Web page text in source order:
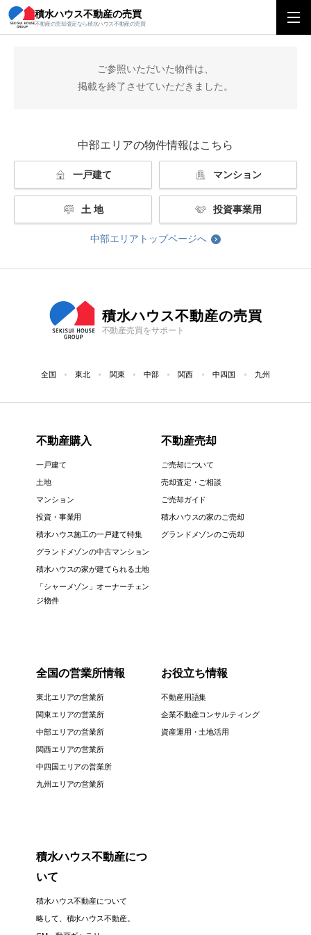
積水ハウス不動産の売買
不動産の売却査定なら積水ハウス不動産の売買
積水ハウス不動産の売買 中部エリアトップ
ご参照いただいた物件は、
掲載を終了させていただきました。
中部エリアの物件情報はこちら
一戸建て マンション
土 地 投資事業用
中部エリアトップページへ
積水ハウス不動産の売買
不動産売買をサポート
全国 東北 関東 中部 関西 中四国 九州
不動産購入
一戸建て
土地
マンション
投資・事業用
積水ハウス施工の一戸建て特集
グランドメゾンの中古マンション
積水ハウスの家が建てられる土地
「シャーメゾン」オーナーチェン
ジ物件
不動産売却
ご売却について
売却査定・ご相談
ご売却ガイド
積水ハウスの家のご売却
グランドメゾンのご売却
全国の営業所情報
東北エリアの営業所
関東エリアの営業所
中部エリアの営業所
関西エリアの営業所
中四国エリアの営業所
九州エリアの営業所
お役立ち情報
不動産用語集
企業不動産コンサルティング
資産運用・土地活用
積水ハウス不動産につ
いて
積水ハウス不動産について
略して、積水ハウス不動産。